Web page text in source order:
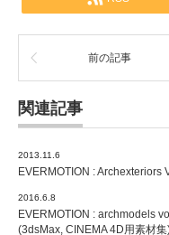
前の記事
関連記事
2013.11.6
EVERMOTION : Archexteriors
2016.6.8
EVERMOTION : archmodels
(3dsMax, CINEMA 4D用素材集